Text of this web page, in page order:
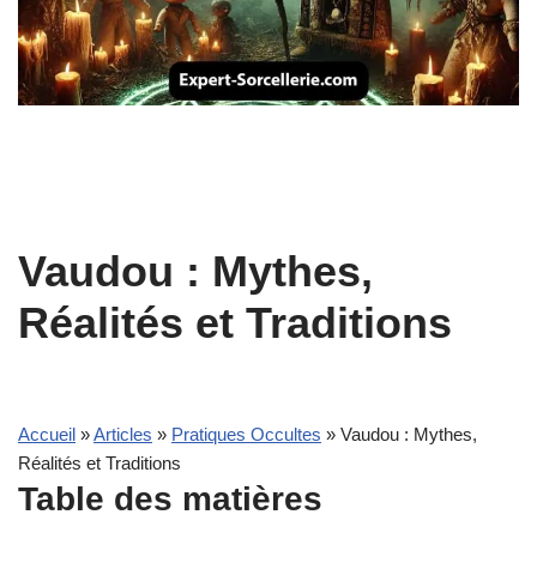
Vaudou : Mythes,
Réalités et Traditions
Accueil »Articles » Pratiques Occultes » Vaudou : Mythes,
Réalités et Traditions
Table des matières